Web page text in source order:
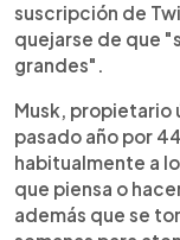
suscripción de
quejarse de que
grandes".
Musk, propietario
pasado año por
habitualmente a
que piensa o
además que se